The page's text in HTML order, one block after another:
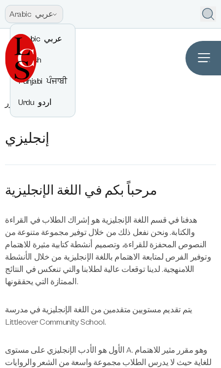
Arabic عربي
Arabic عربي
English
Punjabi ਪੰਜਾਬੀ
Urdu اردو مقرر إنجليزي
إنجليزي
مرحباً بكم في اللغة الإنجليزية
هدفنا في قسم اللغة الإنجليزية هو إشراك الطلاب في القراءة
والكتابة. ونحن نفعل ذلك من خلال توفير مجموعة متنوعة من
النصوص المحفزة للقراءة، وتصميم أنشطة كتابية مثيرة للاهتمام
وتوفير الفرص لمتابعة الاهتمام باللغة الإنجليزية من خلال الأنشطة
اللامنهجية. لدينا توقعات عالية لطلابنا والتي تنعكس في النتائج
الممتازة التي يحققونها.
يتم تقديم مستويين متقدمين من اللغة الإنجليزية في مدرسة
Littleover Community School.
الأول هو الأدب الإنجليزي على مستوى A. وهو مقرر مثير للاهتمام
للغاية حيث لا يدرس الطلاب مجموعة واسعة من الشعر والروايات